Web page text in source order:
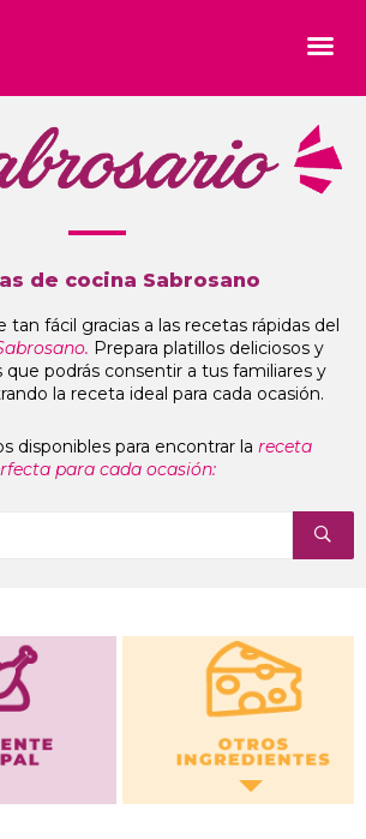
de cocina Sabrosano
tan fácil gracias a las recetas rápidas del
Prepara platillos deliciosos y
que podrás consentir a tus familiares y
la receta ideal para cada ocasión.
disponibles para encontrar la receta
para cada ocasión:
Otros Ingredientes